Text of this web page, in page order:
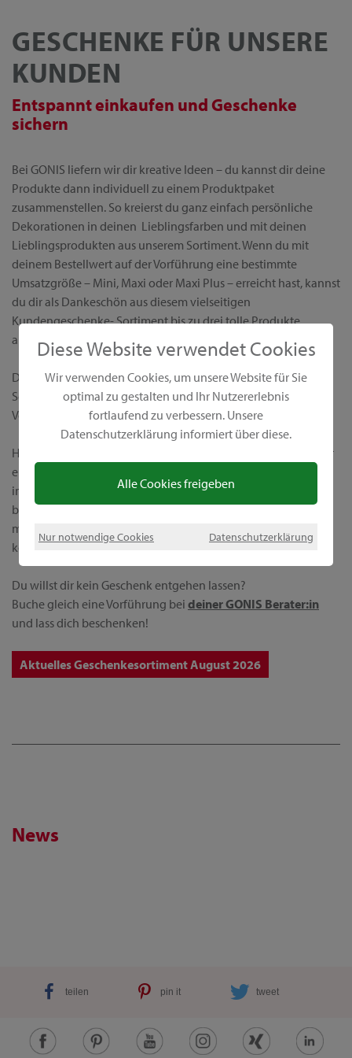
Diese Website verwendet Cookies
Wir verwenden Cookies, um unsere Website für Sie
optimal zu gestalten und Ihr Nutzererlebnis
fortlaufend zu verbessern. Unsere
Datenschutzerklärung informiert über diese.
Alle Cookies freigeben
Nur notwendige Cookies Datenschutzerklärung
GESCHENKE FÜR UNSERE
KUNDEN
Entspannt einkaufen und Geschenke
sichern
Bei GONIS liefern wir dir kreative Ideen – du kannst dir deine
Produkte dann individuell zu einem Produktpaket
zusammenstellen. So kreierst du ganz einfach persönliche
Dekorationen in deinen Lieblingsfarben und mit deinen
Lieblingsprodukten aus unserem Sortiment. Wenn du mit
deinem Bestellwert auf der Vorführung eine bestimmte
Umsatzgröße – Mini, Maxi oder Maxi Plus – erreicht hast, kannst
du dir als Dankeschön aus diesem vielseitigen
Kundengeschenke- Sortiment bis zu drei tolle Produkte
aussuchen.
Die Höhe der Zwischensumme (s. Bestellschein) bestimmt die
Setgröße. Geschenke stehen nur unseren Kund:innen einer
Vorführung zur Verfügung.
Hast du in der Höhe des Mini-Sets bestellt? Dann kannst du dir
ein Produkt aus dem Mini-Set-Sortiment aussuchen. Wenn du
in Höhe des Maxi-Sets Produkte bestellst, kannst du dir ein
besonders großes Produkt aus dem Maxi-Set-Sortiment oder
mehrere kleinere Produkte aus dem Mini-Set-Sortiment
kostenlos mitbestellen.
Du willst dir kein Geschenk entgehen lassen?
Buche gleich eine Vorführung bei deiner GONIS Berater:in
und lass dich beschenken!
Aktuelles Geschenkesortiment August 2026
News
teilen pin it tweet